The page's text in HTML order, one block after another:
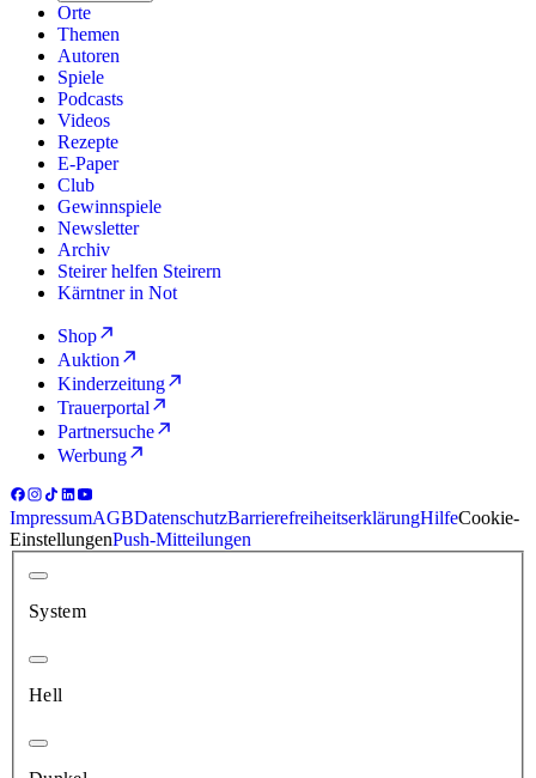
Orte
Themen
Autoren
Spiele
Podcasts
Videos
Rezepte
E-Paper
Club
Gewinnspiele
Newsletter
Archiv
Steirer helfen Steirern
Kärntner in Not
Shop
Auktion
Kinderzeitung
Trauerportal
Partnersuche
Werbung
ImpressumAGBDatenschutzBarrierefreiheitserklärungHilfeCookie-
EinstellungenPush-Mitteilungen
System
Hell